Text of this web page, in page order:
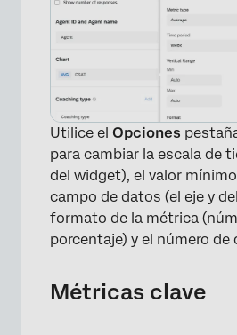
Utilice el Opciones
para cambiar la escala de
del widget), el valor
campo de datos (el eje y
formato de la métrica
porcentaje) y el número de
Métricas clave